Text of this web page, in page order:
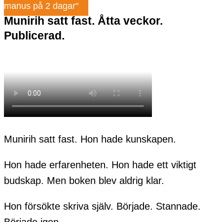
manus på 2 dagar"
Munirih satt fast. Åtta veckor.
Publicerad.
Munirih satt fast. Hon hade kunskapen.
Hon hade erfarenheten. Hon hade ett viktigt
budskap. Men boken blev aldrig klar.
Hon försökte skriva själv. Började. Stannade.